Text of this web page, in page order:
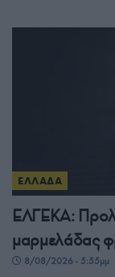
ΕΛΛΑΔΑ
ΕΛΓΕΚΑ:
μαρμελάδας
8/08/2026 - 5:55μμ